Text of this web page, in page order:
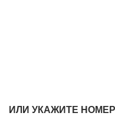
ИЛИ УКАЖИТЕ